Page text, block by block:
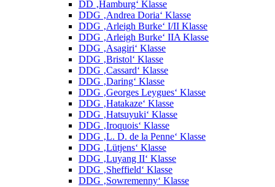
DD ‚Hamburg‘ Klasse
DDG ‚Andrea Doria‘ Klasse
DDG ‚Arleigh Burke‘ I/II Klasse
DDG ‚Arleigh Burke‘ IIA Klasse
DDG ‚Asagiri‘ Klasse
DDG ‚Bristol‘ Klasse
DDG ‚Cassard‘ Klasse
DDG ‚Daring‘ Klasse
DDG ‚Georges Leygues‘ Klasse
DDG ‚Hatakaze‘ Klasse
DDG ‚Hatsuyuki‘ Klasse
DDG ‚Iroquois‘ Klasse
DDG ‚L. D. de la Penne‘ Klasse
DDG ‚Lütjens‘ Klasse
DDG ‚Luyang II‘ Klasse
DDG ‚Sheffield‘ Klasse
DDG ‚Sowremenny‘ Klasse